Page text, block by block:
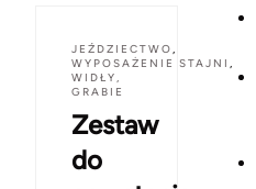
JEŹDZIECTWO,
WYPOSAŻENIE STAJNI ,
WIDŁY,
GRABIE
Zestaw
do